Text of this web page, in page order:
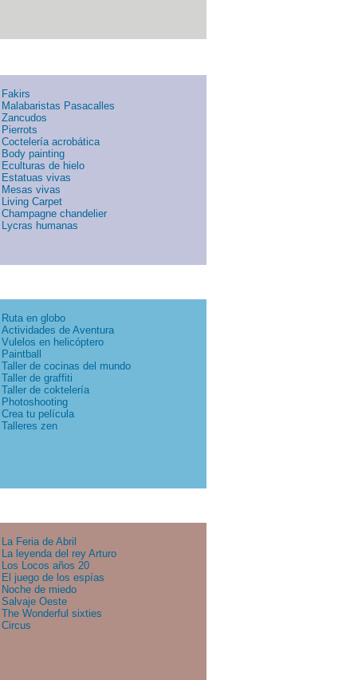
Fakirs
Malabaristas Pasacalles
Zancudos
Pierrots
Coctelería acrobática
Body painting
Eculturas de hielo
Estatuas vivas
Mesas vivas
Living Carpet
Champagne chandelier
Lycras humanas
Ruta en globo
Actividades de Aventura
Vulelos en helicóptero
Paintball
Taller de cocinas del mundo
Taller de graffiti
Taller de coktelería
Photoshooting
Crea tu película
Talleres zen
La Feria de Abril
La leyenda del rey Arturo
Los Locos años 20
El juego de los espías
Noche de miedo
Salvaje Oeste
The Wonderful sixties
Circus